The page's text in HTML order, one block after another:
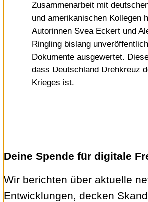
Zusammenarbeit mit
und amerikanischen Kollegen
Autorinnen Svea Eckert und
Ringling bislang
Dokumente ausgewertet.
dass Deutschland Drehkreuz
Krieges ist.
Deine Spende für digitale
Wir berichten über aktuelle
Entwicklungen, decken